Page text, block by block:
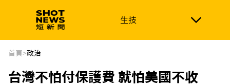
生技
生技 政治
新南向 體育
首頁>政治
台灣不怕付保護費 就怕美國不收